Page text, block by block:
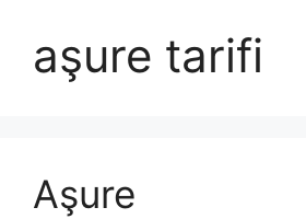
aşure tarifi
Aşure